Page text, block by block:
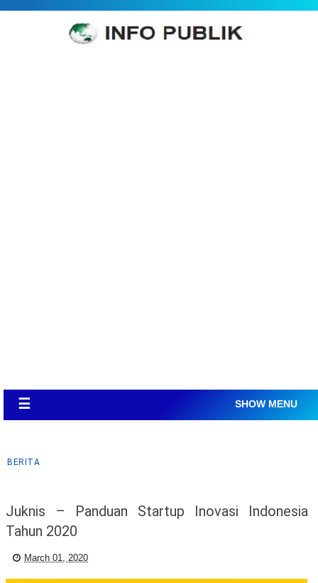
☰ SHOW MENU
BERITA
Juknis – Panduan Startup Inovasi Indonesia
Tahun 2020
March 01, 2020